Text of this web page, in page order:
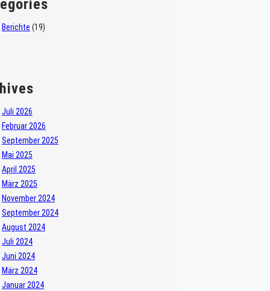
Berichte (19)
Juli 2026
Februar 2026
September 2025
Mai 2025
April 2025
März 2025
November 2024
September 2024
August 2024
Juli 2024
Juni 2024
März 2024
Januar 2024